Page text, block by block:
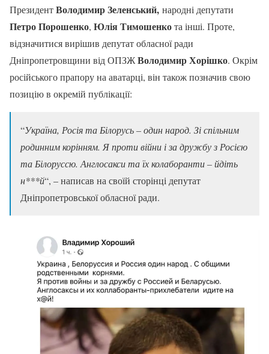
ПрезидентВолодимир Зеленський, народні депутати
Петро Порошенко, Юлія Тимошенкота інші. Проте,
відзначитися вирішив депутат обласної ради
Дніпропетровщини від ОПЗЖВолодимир Хорішко. Окрім
російського прапору на аватарці, він також позначив свою
позицію в окремій публікації:
“Україна, Росія та Білорусь – один народ. Зі спільним
родинним корінням. Я проти війни і за дружбу з Росією
та Білоруссю. Англосакси та їх колаборанти – йдіть
н***й“, – написав на своїй сторінці депутат
Дніпропетровської обласної ради.